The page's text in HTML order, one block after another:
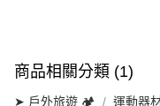
商品相關分類 (1)
➤ 戶外旅遊 🏕 運動器